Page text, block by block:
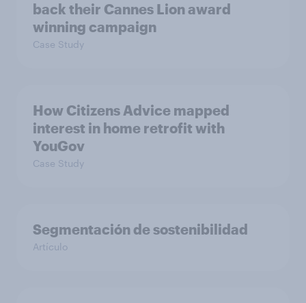
back their Cannes Lion award
winning campaign
Case Study
How Citizens Advice mapped
interest in home retrofit with
YouGov
Case Study
Segmentación de sostenibilidad
Artículo